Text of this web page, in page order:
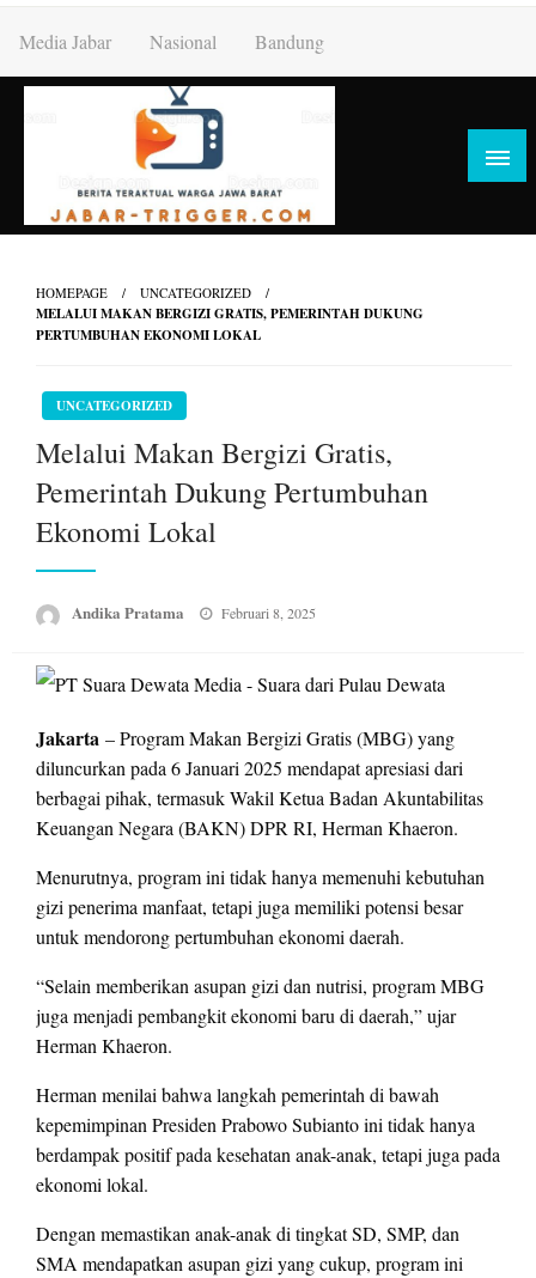
content
Media Jabar Nasional Bandung
HOMEPAGE UNCATEGORIZED
MELALUI MAKAN BERGIZI GRATIS, PEMERINTAH DUKUNG
PERTUMBUHAN EKONOMI LOKAL
UNCATEGORIZED
Melalui Makan Bergizi Gratis,
Pemerintah Dukung Pertumbuhan
Ekonomi Lokal
Andika Pratama
Posted
Februari 8, 2025
Jakarta – Program Makan Bergizi Gratis (MBG) yang
diluncurkan pada 6 Januari 2025 mendapat apresiasi dari
berbagai pihak, termasuk Wakil Ketua Badan Akuntabilitas
Keuangan Negara (BAKN) DPR RI, Herman Khaeron.
Menurutnya, program ini tidak hanya memenuhi kebutuhan
gizi penerima manfaat, tetapi juga memiliki potensi besar
untuk mendorong pertumbuhan ekonomi daerah.
“Selain memberikan asupan gizi dan nutrisi, program MBG
juga menjadi pembangkit ekonomi baru di daerah,” ujar
Herman Khaeron.
Herman menilai bahwa langkah pemerintah di bawah
kepemimpinan Presiden Prabowo Subianto ini tidak hanya
berdampak positif pada kesehatan anak-anak, tetapi juga pada
ekonomi lokal.
Dengan memastikan anak-anak di tingkat SD, SMP, dan
SMA mendapatkan asupan gizi yang cukup, program ini